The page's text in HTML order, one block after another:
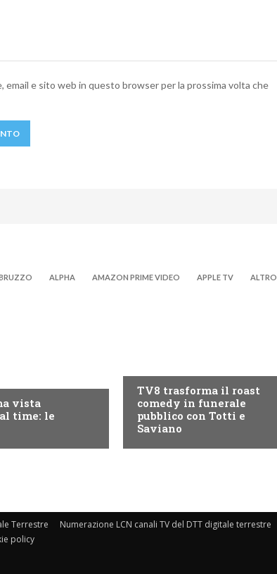
email e sito web in questo browser per la prossima volta che
ALPHA AMAZON PRIME VIDEO APPLE TV ALTRO
vista
time: le
TV8 trasforma il roast
comedy in funerale
pubblico con Totti e
Saviano
Terrestre Numerazione LCN canali TV del DTT digitale terrestre
policy